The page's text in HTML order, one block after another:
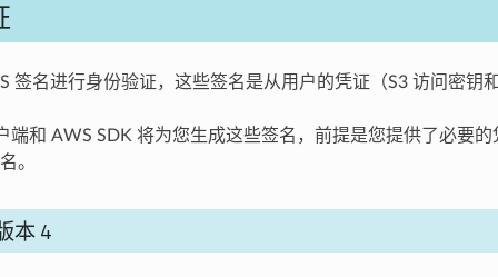
签名进行身份验证，这些签名是从用户的凭证（S3 访问密钥
端和 AWS SDK 将为您生成这些签名，前提是您提供了必要
。
本 4